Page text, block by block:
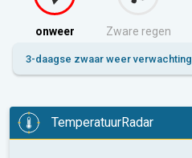
onweer Zware regen
3-daagse zwaar weer verwachting
TemperatuurRadar